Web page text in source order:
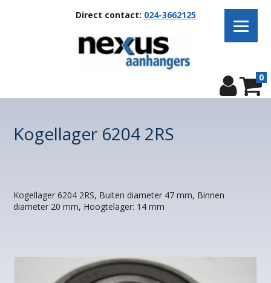
Direct contact: 024-3662125
0
Kogellager 6204 2RS
Kogellager 6204 2RS, Buiten diameter 47 mm, Binnen
diameter 20 mm, Hoogtelager: 14 mm